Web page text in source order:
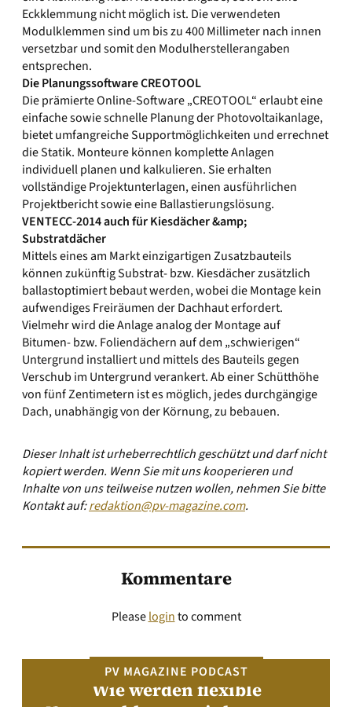
Eckklemmung nicht möglich ist. Die verwendeten
Modulklemmen sind um bis zu 400 Millimeter nach innen
versetzbar und somit den Modulherstellerangaben
entsprechen.
Die Planungssoftware CREOTOOL
Die prämierte Online-Software „CREOTOOL“ erlaubt eine
einfache sowie schnelle Planung der Photovoltaikanlage,
bietet umfangreiche Supportmöglichkeiten und errechnet
die Statik. Monteure können komplette Anlagen
individuell planen und kalkulieren. Sie erhalten
vollständige Projektunterlagen, einen ausführlichen
Projektbericht sowie eine Ballastierungslösung.
VENTECC-2014 auch für Kiesdächer &amp;
Substratdächer
Mittels eines am Markt einzigartigen Zusatzbauteils
können zukünftig Substrat- bzw. Kiesdächer zusätzlich
ballastoptimiert bebaut werden, wobei die Montage kein
aufwendiges Freiräumen der Dachhaut erfordert.
Vielmehr wird die Anlage analog der Montage auf
Bitumen- bzw. Foliendächern auf dem „schwierigen“
Untergrund installiert und mittels des Bauteils gegen
Verschub im Untergrund verankert. Ab einer Schütthöhe
von fünf Zentimetern ist es möglich, jedes durchgängige
Dach, unabhängig von der Körnung, zu bebauen.
Dieser Inhalt ist urheberrechtlich geschützt und darf nicht
kopiert werden. Wenn Sie mit uns kooperieren und
Inhalte von uns teilweise nutzen wollen, nehmen Sie bitte
Kontakt auf:redaktion@pv-magazine.com.
Kommentare
Pleaseloginto comment
PV MAGAZINE PODCAST
Wie werden flexible